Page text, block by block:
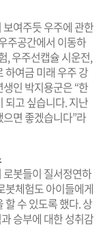
여주듯 우주에 관한
주공간에서 이동하
, 우주선캡슐 시운전,
하여금 미래 우주 강
인 박지용군은 “한
되고 싶습니다. 지난
면 좋겠습니다”라
봇들이 질서정연하
봇체험도 아이들에게
할 수 있도록 했다. 상
승부에 대한 성취감